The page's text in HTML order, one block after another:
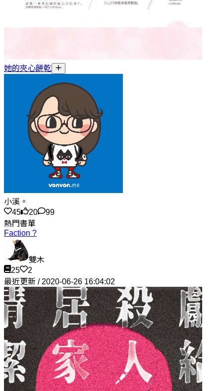
她的夾心餅乾
小溪。
45
20
99
熱門書單
Faction ?
雙木
25
2
最近更新 / 2020-06-26 16:04:02